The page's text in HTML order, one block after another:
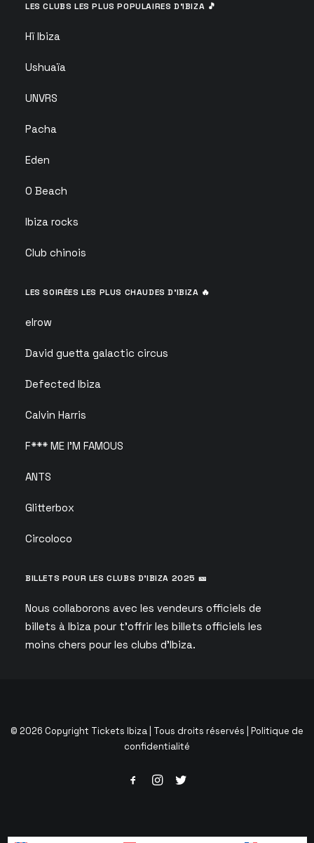
LES CLUBS LES PLUS POPULAIRES D’IBIZA 🎵
Hï Ibiza
Ushuaïa
UNVRS
Pacha
Eden
O Beach
Ibiza rocks
Club chinois
LES SOIRÉES LES PLUS CHAUDES D’IBIZA 🔥
elrow
David guetta galactic circus
Defected Ibiza
Calvin Harris
F*** ME I’M FAMOUS
ANTS
Glitterbox
Circoloco
BILLETS POUR LES CLUBS D’IBIZA 2025 🎫
Nous collaborons avec les vendeurs officiels de
billets à Ibiza pour t’offrir les billets officiels les
moins chers pour les clubs d’Ibiza.
© 2026 Copyright Tickets Ibiza | Tous droits réservés | Politique de
confidentialité